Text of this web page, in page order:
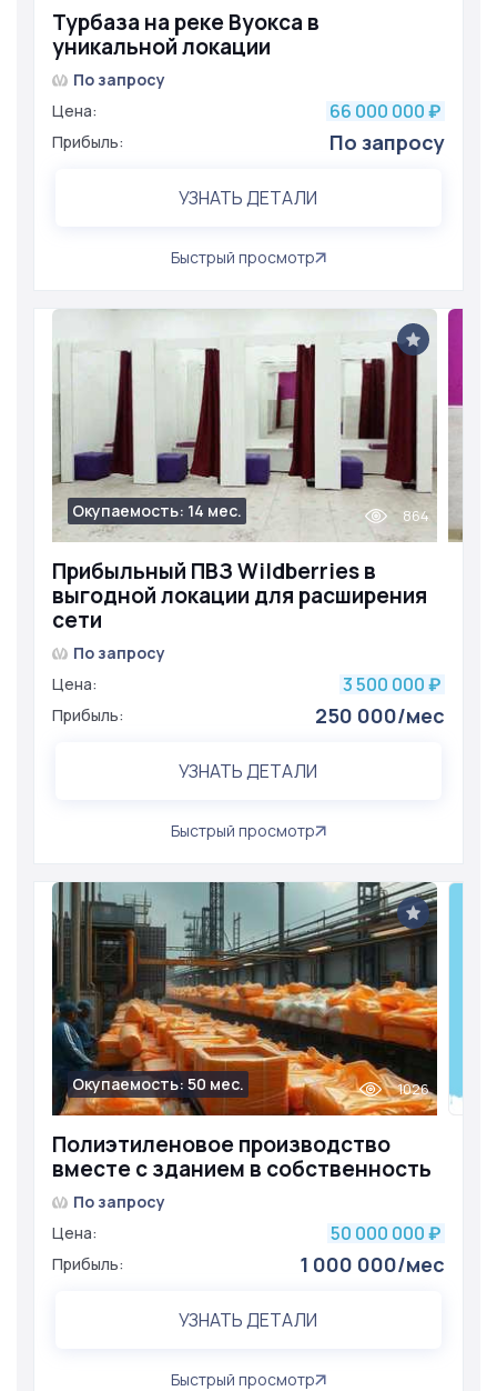
Турбаза на реке Вуокса в
уникальной локации
По запросу
Цена:
66 000 000 ₽
Прибыль: По запросу
УЗНАТЬ ДЕТАЛИ
Быстрый просмотр
Прибыльный ПВЗ Wildberries в
выгодной локации для расширения
сети
Окупаемость: 14 мес. 864
По запросу
Цена:
3 500 000 ₽
Прибыль: 250 000/мес
УЗНАТЬ ДЕТАЛИ
Быстрый просмотр
Полиэтиленовое производство
вместе с зданием в собственность
Окупаемость: 50 мес. 1026
По запросу
Цена:
50 000 000 ₽
Прибыль: 1 000 000/мес
УЗНАТЬ ДЕТАЛИ
Быстрый просмотр